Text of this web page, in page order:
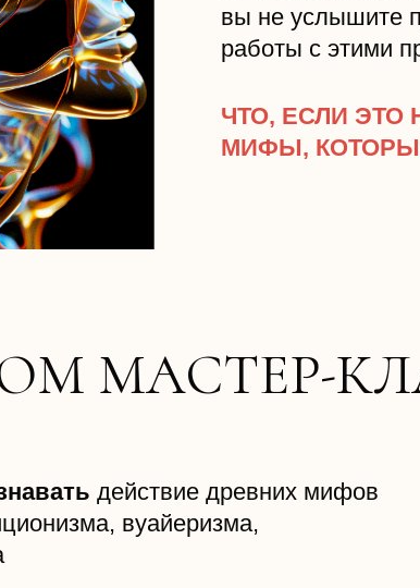
ЧТО, ЕСЛИ
МИФЫ,
вы не услышите
работы с этими
МАСТЕР-
действие древних мифов
вуайеризма,